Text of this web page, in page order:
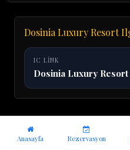
Anasayfa Rezervasyon
Dosinia Luxury Resort
IC LINK
Dosinia Luxury